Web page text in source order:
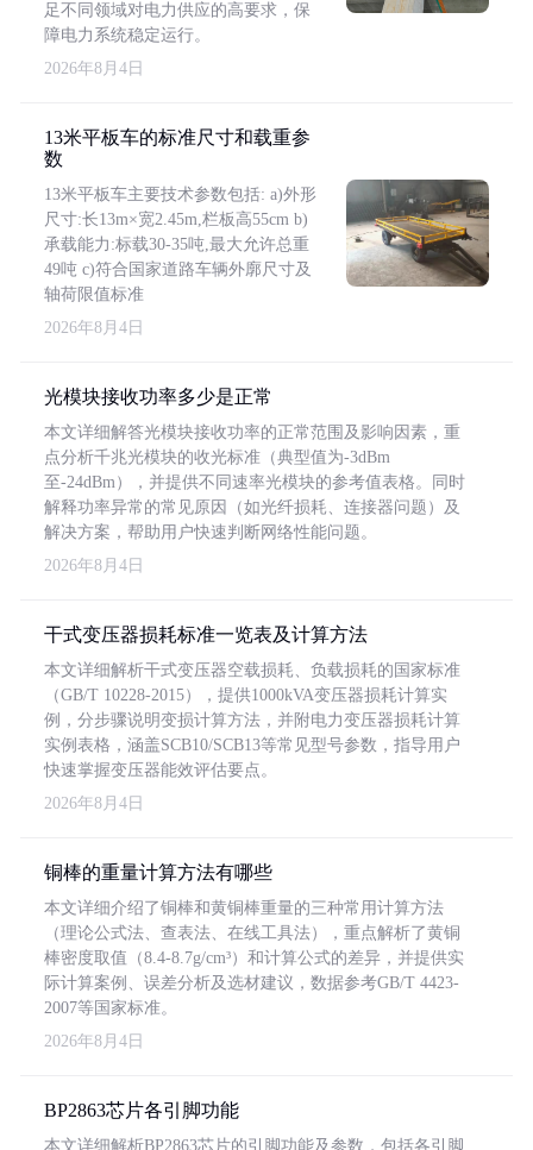
足不同领域对电力供应的高要求，保
障电力系统稳定运行。
2026年8月4日
13米平板车的标准尺寸和载重参
数
13米平板车主要技术参数包括: a)外形
尺寸:长13m×宽2.45m,栏板高55cm b)
承载能力:标载30-35吨,最大允许总重
49吨 c)符合国家道路车辆外廓尺寸及
轴荷限值标准
2026年8月4日
光模块接收功率多少是正常
本文详细解答光模块接收功率的正常范围及影响因素，重
点分析千兆光模块的收光标准（典型值为-3dBm
至-24dBm），并提供不同速率光模块的参考值表格。同时
解释功率异常的常见原因（如光纤损耗、连接器问题）及
解决方案，帮助用户快速判断网络性能问题。
2026年8月4日
干式变压器损耗标准一览表及计算方法
本文详细解析干式变压器空载损耗、负载损耗的国家标准
（GB/T 10228-2015），提供1000kVA变压器损耗计算实
例，分步骤说明变损计算方法，并附电力变压器损耗计算
实例表格，涵盖SCB10/SCB13等常见型号参数，指导用户
快速掌握变压器能效评估要点。
2026年8月4日
铜棒的重量计算方法有哪些
本文详细介绍了铜棒和黄铜棒重量的三种常用计算方法
（理论公式法、查表法、在线工具法），重点解析了黄铜
棒密度取值（8.4-8.7g/cm³）和计算公式的差异，并提供实
际计算案例、误差分析及选材建议，数据参考GB/T 4423-
2007等国家标准。
2026年8月4日
BP2863芯片各引脚功能
本文详细解析BP2863芯片的引脚功能及参数，包括各引脚